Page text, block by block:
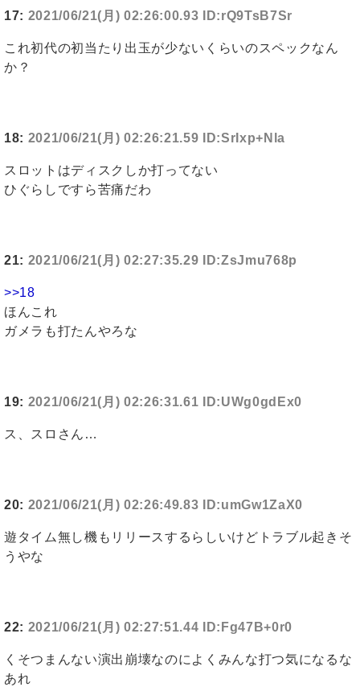
17: 2021/06/21(月) 02:26:00.93 ID:rQ9TsB7Sr
これ初代の初当たり出玉が少ないくらいのスペックなん
か？
18: 2021/06/21(月) 02:26:21.59 ID:SrIxp+Nla
スロットはディスクしか打ってない
ひぐらしですら苦痛だわ
21: 2021/06/21(月) 02:27:35.29 ID:ZsJmu768p
>>18
ほんこれ
ガメラも打たんやろな
19: 2021/06/21(月) 02:26:31.61 ID:UWg0gdEx0
ス、スロさん…
20: 2021/06/21(月) 02:26:49.83 ID:umGw1ZaX0
遊タイム無し機もリリースするらしいけどトラブル起きそ
うやな
22: 2021/06/21(月) 02:27:51.44 ID:Fg47B+0r0
くそつまんない演出崩壊なのによくみんな打つ気になるな
あれ